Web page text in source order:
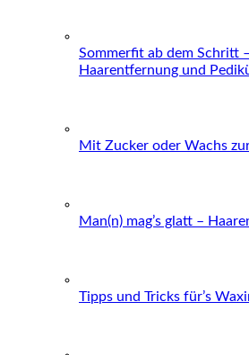
Sommerfit ab dem Schritt
Haarentfernung und
Mit Zucker oder Wachs
Man(n) mag’s glatt –
Tipps und Tricks für’s